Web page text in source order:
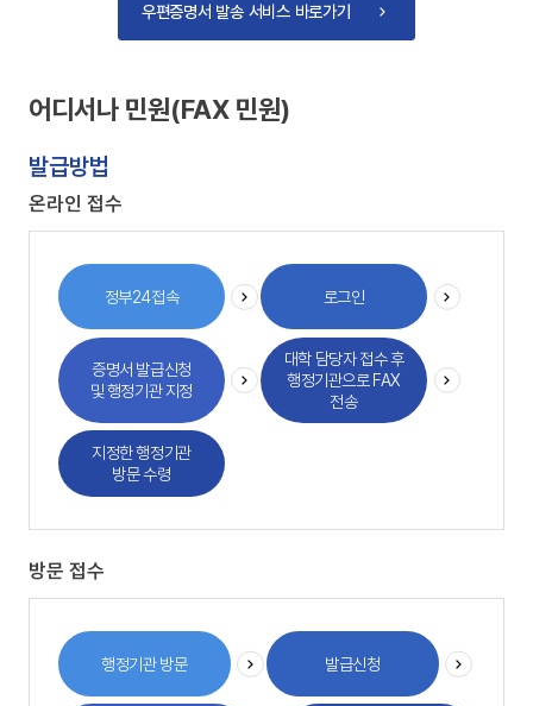
우편증명서 발송 서비스 바로가기
어디서나 민원(FAX 민원)
발급방법
온라인 접수
정부24접속 로그인
증명서 발급신청
및 행정기관 지정
대학 담당자 접수 후
행정기관으로 FAX
전송
지정한 행정기관
방문 수령
방문 접수
행정기관 방문 발급신청